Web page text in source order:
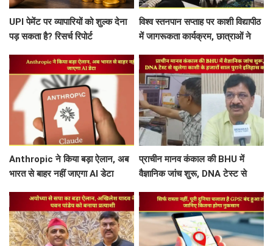
UPI पेमेंट पर व्यापारियों को शुल्क देना
पड़ सकता है? रिसर्च रिपोर्ट
विश्व स्तनपान सप्ताह पर काशी विद्यापीठ
में जागरूकता कार्यक्रम, छात्राओं ने
संदेश
Anthropic ने किया बड़ा ऐलान, अब
भारत से बाहर नहीं जाएगा AI डेटा
प्राचीन मानव कंकाल की BHU में
वैज्ञानिक जांच शुरू, DNA टेस्ट से
इतिहास का राज